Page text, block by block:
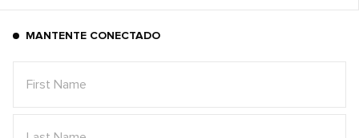
MANTENTE CONECTADO